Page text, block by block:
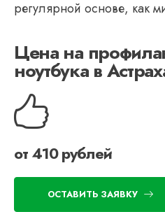
регулярной основе, как
Цена на
ноутбука в
от 410 рублей
ОСТАВИТЬ ЗАЯВКУ